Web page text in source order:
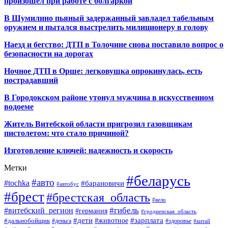
В Шумилино пьяный задержанный завладел табельным
оружием и пытался выстрелить милиционеру в голову
Наезд и бегство: ДТП в Толочине снова поставило вопрос о
безопасности на дорогах
Ночное ДТП в Орше: легковушка опрокинулась, есть
пострадавший
В Городокском районе утонул мужчина в искусственном
водоеме
Житель Витебской области пригрозил газовщикам
пистолетом: что стало причиной?
Изготовление ключей: надежность и скорость
Метки
#tochka #авто #автобус #барановичи #беларусь
#брест#брестская_область #вело
#витебский_регион #германия #гибель #гродненская_область
#дальнобойщик #деньга #дети #животное #зарплата #здоровье #китай